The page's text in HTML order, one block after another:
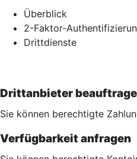
Überblick
2-Faktor-
Drittdienste
Drittanbieter
Sie können berechtigte
Verfügbarkeit anfragen